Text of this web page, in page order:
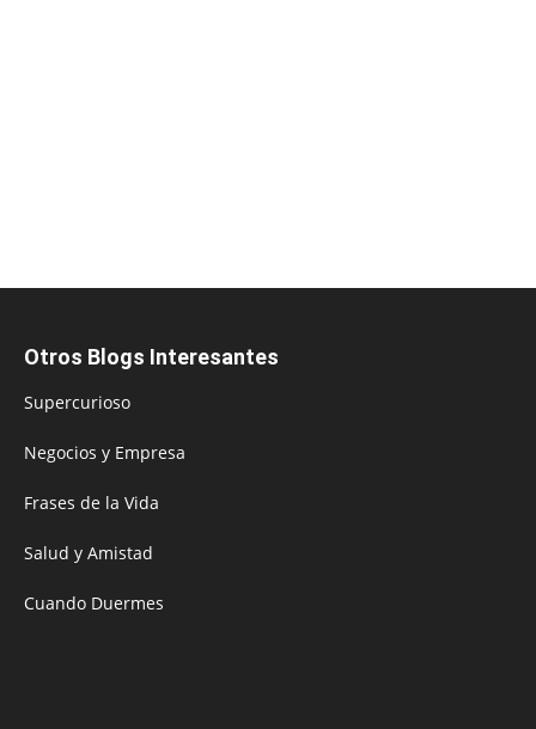
Otros Blogs Interesantes
Supercurioso
Negocios y Empresa
Frases de la Vida
Salud y Amistad
Cuando Duermes